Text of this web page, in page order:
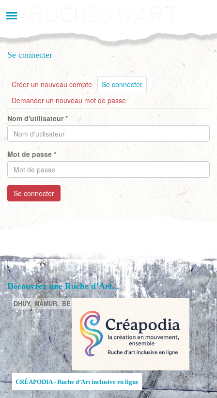
au
Se connecter
Onglets
principaux
Créer un nouveau compte Se connecter
actif)
Demander un nouveau mot de passe
Nom d'utilisateur*
Mot de passe *
Se connecter
Découvrez une Ruche d’Art...
DHUY, NAMUR, BE
CRÉAPODIA - Ruche d’Art inclusive en ligne